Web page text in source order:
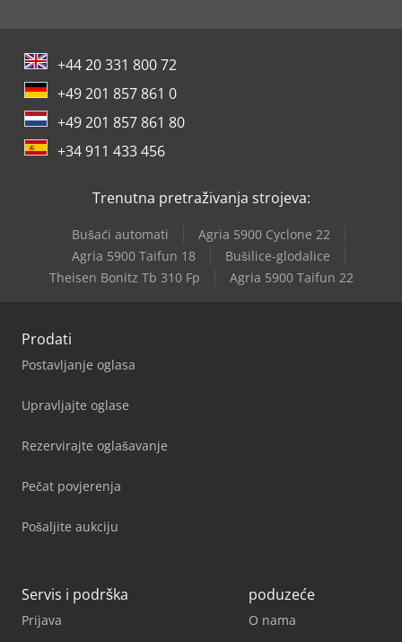
+44 20 331 800 72
+49 201 857 861 0
+49 201 857 861 80
+34 911 433 456
Trenutna pretraživanja strojeva:
Bušaći automati
Agria 5900 Cyclone 22
Agria 5900 Taifun 18
Bušilice-glodalice
Theisen Bonitz Tb 310 Fp
Agria 5900 Taifun 22
Prodati
Postavljanje oglasa
Upravljajte oglase
Rezervirajte oglašavanje
Pečat povjerenja
Pošaljite aukciju
Servis i podrška
Prijava
poduzeće
O nama